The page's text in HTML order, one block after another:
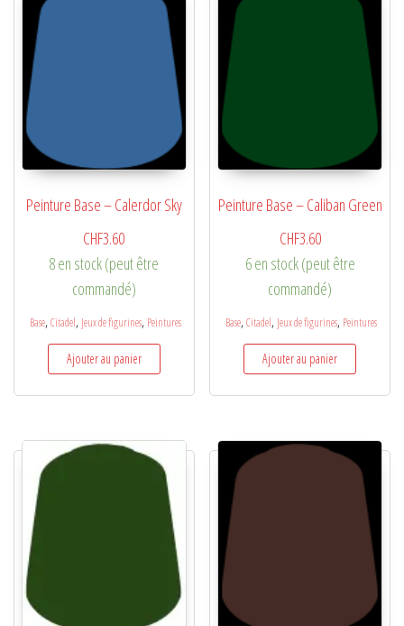
Peinture Base – Calerdor Sky
CHF3.60
8 en stock (peut être
commandé)
Base,Citadel, Jeux de figurines, Peintures
Ajouter au panier
Peinture Base – Caliban Green
CHF3.60
6 en stock (peut être
commandé)
Base,Citadel, Jeux de figurines, Peintures
Ajouter au panier